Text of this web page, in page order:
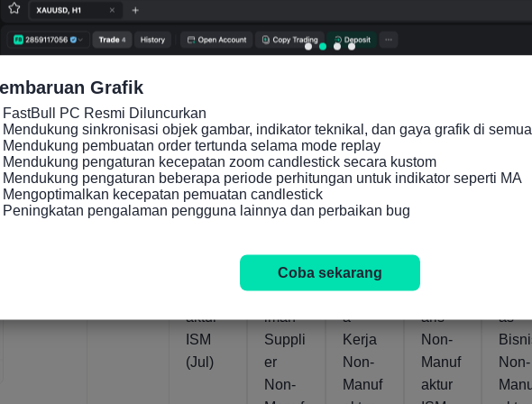
4
24
5
24
Ameri
ka
aktur
ISM
(Jul)
Ameri
ka
Indeks
Pengir
iman
Suppli
er
Non-
Ameri
ka
Indeks
Tenag
a
Kerja
Non-
Manuf
Ameri
aris
Non-
Manuf
aktur
Ameri
as
Non-
Grafik
FastBull PC Resmi Diluncurkan
Mendukung sinkronisasi objek gambar, indikator teknikal, dan gaya grafik di
Mendukung pembuatan order tertunda selama mode replay
Mendukung pengaturan kecepatan zoom candlestick secara kustom
Mendukung pengaturan beberapa periode perhitungan untuk indikator seperti MA
Mengoptimalkan kecepatan pemuatan candlestick
Peningkatan pengalaman pengguna lainnya dan perbaikan bug
Coba sekarang